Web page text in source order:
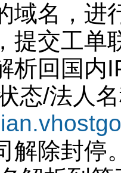
域名，进
提交工单
析回国内
态/法人
解除封停